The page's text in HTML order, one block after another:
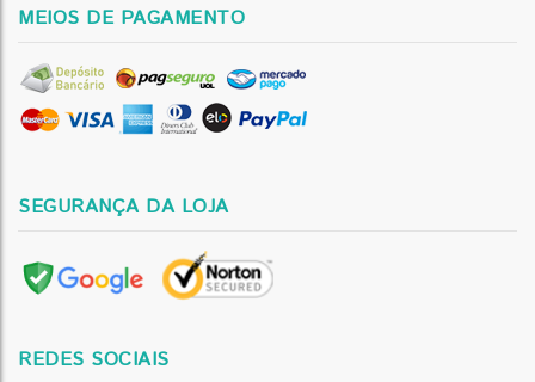
MEIOS DE PAGAMENTO
SEGURANÇA DA LOJA
REDES SOCIAIS